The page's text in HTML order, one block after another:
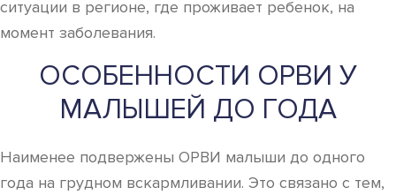
ситуации в регионе, где проживает ребенок, на
момент заболевания.
ОСОБЕННОСТИ ОРВИ У
МАЛЫШЕЙ ДО ГОДА
Наименее подвержены ОРВИ малыши до одного
года на грудном вскармливании. Это связано с тем,